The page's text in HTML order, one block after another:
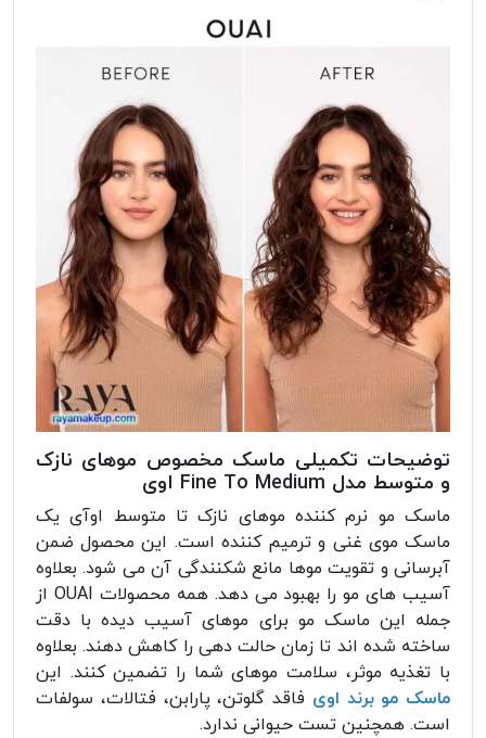
توضیحات تکمیلی ماسک مخصوص موهای نازک
و متوسط مدل Fine To Medium اوی
ماسک مو نرم کننده موهای نازک تا متوسط اوآی یک
ماسک موی غنی و ترمیم کننده است. این محصول ضمن
آبرسانی و تقویت موها مانع شکنندگی آن می شود. بعلاوه
آسیب های مو را بهبود می دهد. همه محصولات OUAI از
جمله این ماسک مو برای موهای آسیب دیده با دقت
ساخته شده اند تا زمان حالت دهی را کاهش دهند. بعلاوه
با تغذیه موثر، سلامت موهای شما را تضمین کنند. این
ماسک مو برند اوی فاقد گلوتن، پارابن، فتالات، سولفات
است. همچنین تست حیوانی ندارد.